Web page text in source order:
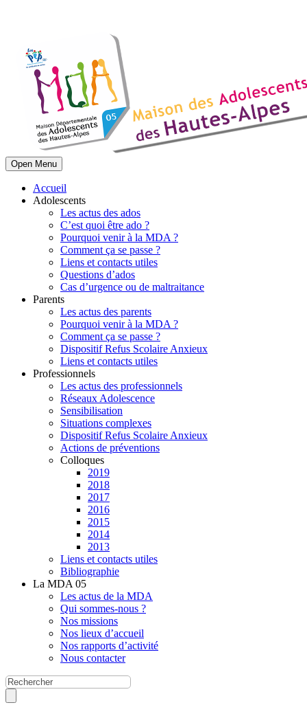
Open Menu
Accueil
Adolescents
Les actus des ados
C’est quoi être ado ?
Pourquoi venir à la MDA ?
Comment ça se passe ?
Liens et contacts utiles
Questions d’ados
Cas d’urgence ou de maltraitance
Parents
Les actus des parents
Pourquoi venir à la MDA ?
Comment ça se passe ?
Dispositif Refus Scolaire Anxieux
Liens et contacts utiles
Professionnels
Les actus des professionnels
Réseaux Adolescence
Sensibilisation
Situations complexes
Dispositif Refus Scolaire Anxieux
Actions de préventions
Colloques
2019
2018
2017
2016
2015
2014
2013
Liens et contacts utiles
Bibliographie
La MDA 05
Les actus de la MDA
Qui sommes-nous ?
Nos missions
Nos lieux d’accueil
Nos rapports d’activité
Nous contacter